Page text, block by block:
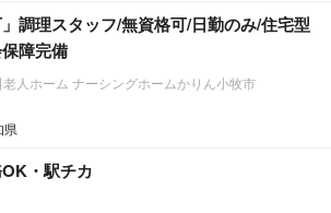
」調理スタッフ/無資格可/日勤のみ/住宅型
障完備
人ホーム ナーシングホームかりん小牧市
県
・駅チカ